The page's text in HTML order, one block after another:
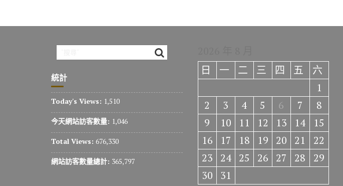
統計
Today's Views: 1,510
今天網站訪客數量: 1,046
Total Views: 676,330
網站訪客數量總計: 365,797
日
一 二 三 四 五
六
1
2
3 4 5 6 7
8
9
10 11 12 13 14
15
16
17 18 19 20 21
22
23
24 25 26 27 28
29
30
31